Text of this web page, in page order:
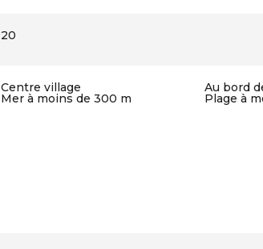
20
Centre village Au bord
Mer à moins de 300 m Plage à